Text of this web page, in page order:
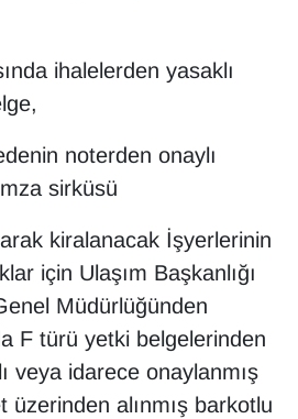
ihalelerden yasaklı
noterden onaylı
sirküsü
kiralanacak İşyerlerinin
için Ulaşım Başkanlığı
Müdürlüğünden
F türü yetki belgelerinden
veya idarece onaylanmış
alınmış barkotlu